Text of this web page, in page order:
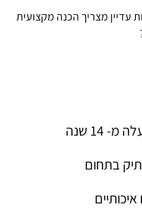
עדיין מצריך הכנה מקצועית
14 שנה
בתחום
איכותיים